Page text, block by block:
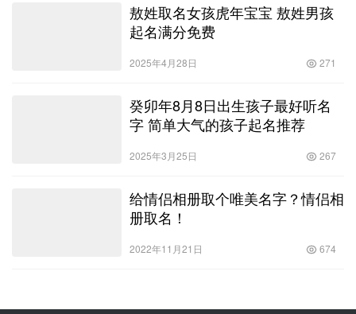
敖姓取名女孩虎年宝宝 敖姓男孩
起名满分免费
2025年4月28日 271
癸卯年8月8日出生孩子最好听名
字 简单大气的孩子起名推荐
2025年3月25日 267
给情侣相册取个唯美名字？情侣相
册取名！
2022年11月21日 674